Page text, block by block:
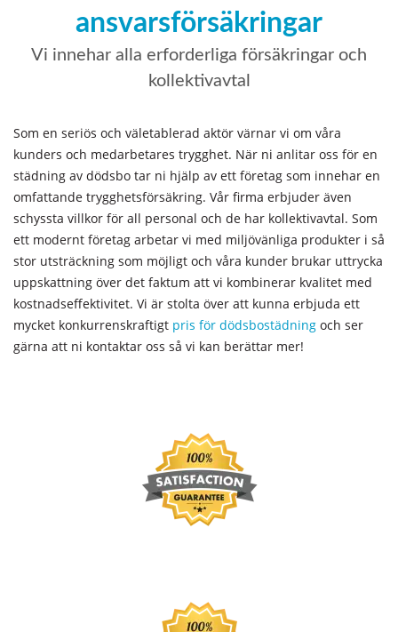
ansvarsförsäkringar
Vi innehar alla erforderliga försäkringar och
kollektivavtal
Som en seriös och väletablerad aktör värnar vi om våra
kunders och medarbetares trygghet. När ni anlitar oss för en
städning av dödsbo tar ni hjälp av ett företag som innehar en
omfattande trygghetsförsäkring. Vår firma erbjuder även
schyssta villkor för all personal och de har kollektivavtal. Som
ett modernt företag arbetar vi med miljövänliga produkter i så
stor utsträckning som möjligt och våra kunder brukar uttrycka
uppskattning över det faktum att vi kombinerar kvalitet med
kostnadseffektivitet. Vi är stolta över att kunna erbjuda ett
mycket konkurrenskraftigt pris för dödsbostädning och ser
gärna att ni kontaktar oss så vi kan berättar mer!